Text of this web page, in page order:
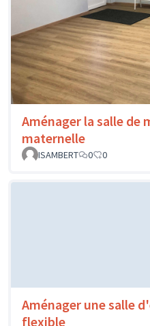
Aménager la salle de
maternelle
ISAMBERT
0 0
Aménager une salle
flexible